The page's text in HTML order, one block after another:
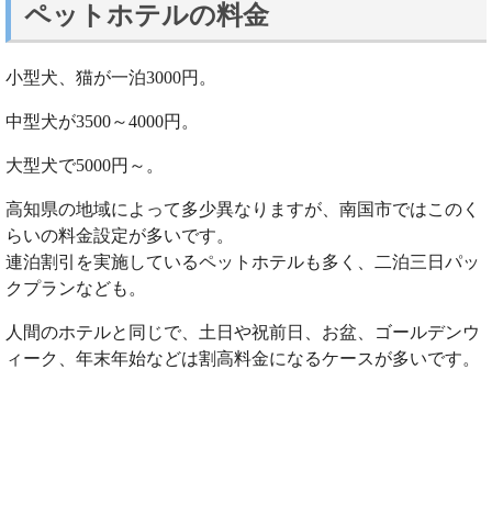
ペットホテルの料金
小型犬、猫が一泊3000円。
中型犬が3500～4000円。
大型犬で5000円～。
高知県の地域によって多少異なりますが、南国市ではこのく
らいの料金設定が多いです。
連泊割引を実施しているペットホテルも多く、二泊三日パッ
クプランなども。
人間のホテルと同じで、土日や祝前日、お盆、ゴールデンウ
ィーク、年末年始などは割高料金になるケースが多いです。